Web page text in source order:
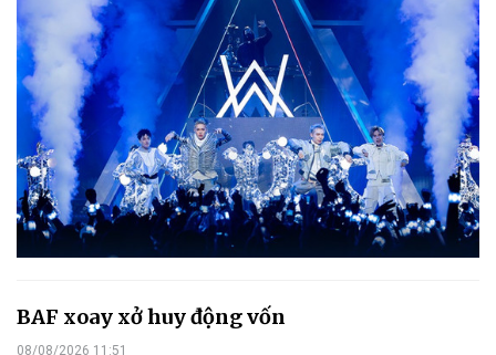
BAF xoay xở huy động vốn
08/08/2026 11:51